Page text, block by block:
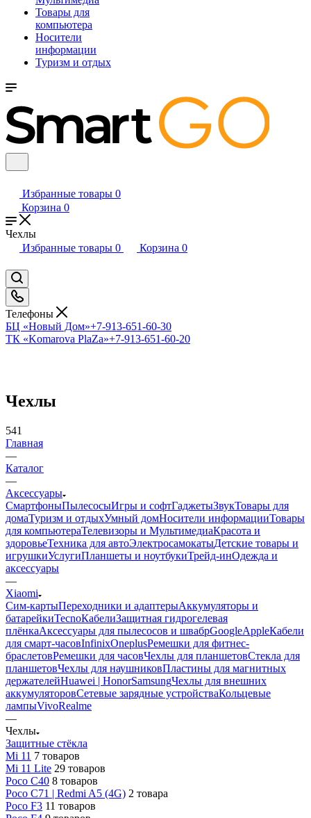
Товары для
компьютера
Носители
информации
Туризм и отдых
Избранные товары 0
Корзина 0
Чехлы
Избранные товары 0 Корзина 0
Телефоны
БЦ «Новый Дом»+7-913-651-60-30
ТК «Komarova PlaZa»+7-913-651-60-20
Чехлы
541
Главная
—
Каталог
—
Аксессуары
СмартфоныПылесосыИгры и софтГаджетыЗвукТовары для
домаТуризм и отдыхУмный домНосители информацииТовары
для компьютераТелевизоры и МультимедиаКрасота и
здоровьеТехника для автоЭлектросамокатыДетские товары и
игрушкиУслугиПланшеты и ноутбукиТрейд-инОдежда и
аксессуары
—
Xiaomi
Сим-картыПереходники и адаптерыАккумуляторы и
батарейкиTecnoКабелиЗащитная гидрогелевая
плёнкаАксессуары для пылесосов и швабрGoogleAppleКабели
для смарт-часовInfinixOneplusРемешки для фитнес-
браслетовРемешки для часовЧехлы для планшетовСтекла для
планшетовЧехлы для наушниковПластины для магнитных
держателейHuawei | HonorSamsungЧехлы для внешних
аккумуляторовСетевые зарядные устройстваКольцевые
лампыVivoRealme
—
Чехлы
Защитные стёкла
Mi 11 7 товаров
Mi 11 Lite 29 товаров
Poco C40 8 товаров
Poco C71 | Redmi A5 (4G) 2 товара
Poco F3 11 товаров